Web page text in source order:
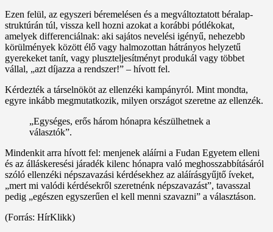
Ezen felül, az egyszeri béremelésen és a megváltoztatott béralap-
struktúrán túl, vissza kell hozni azokat a korábbi pótlékokat,
amelyek differenciálnak: aki sajátos nevelési igényű, nehezebb
körülmények között élő vagy halmozottan hátrányos helyzetű
gyerekeket tanít, vagy pluszteljesítményt produkál vagy többet
vállal, „azt díjazza a rendszer!” – hívott fel.
Kérdezték a társelnököt az ellenzéki kampányról. Mint mondta,
egyre inkább megmutatkozik, milyen országot szeretne az ellenzék.
„Egységes, erős három hónapra készülhetnek a
választók”.
Mindenkit arra hívott fel: menjenek aláírni a Fudan Egyetem elleni
és az álláskeresési járadék kilenc hónapra való meghosszabbításáról
szóló ellenzéki népszavazási kérdésekhez az aláírásgyűjtő íveket,
„mert mi valódi kérdésekről szeretnénk népszavazást”, tavasszal
pedig „egészen egyszerűen el kell menni szavazni” a választáson.
(Forrás: HírKlikk)